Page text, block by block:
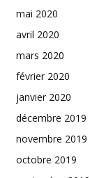
mai 2020
avril 2020
mars 2020
février 2020
janvier 2020
décembre 2019
novembre 2019
octobre 2019